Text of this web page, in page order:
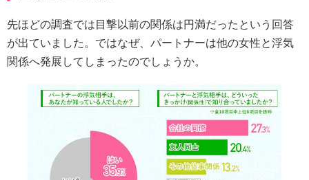
先ほどの調査では目撃以前の関係は円満だったという回答
が出ていました。ではなぜ、パートナーは他の女性と浮気
関係へ発展してしまったのでしょうか。